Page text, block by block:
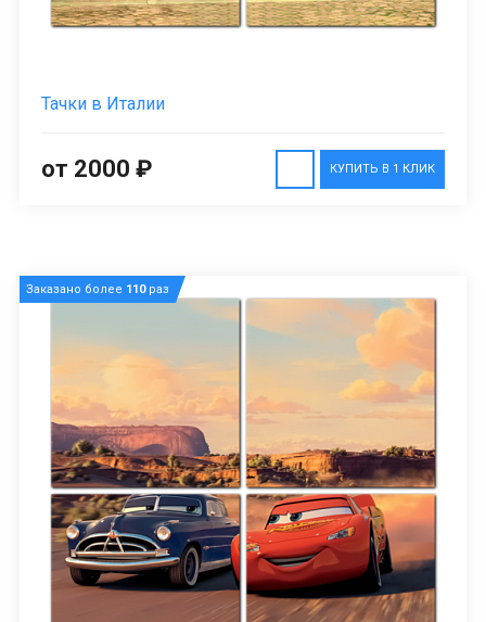
Тачки в Италии
КУПИТЬ В 1 КЛИК
от 2000 ₽
Заказано более 110раз